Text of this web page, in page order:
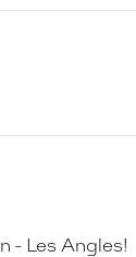
- Les Angles!